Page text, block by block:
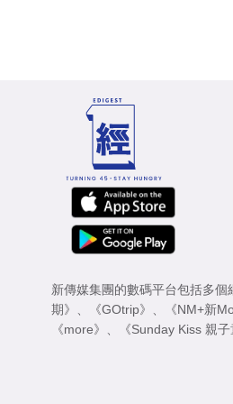
新傳媒集團的數碼平台包括多個
期》
《GOtrip》 《NM+新
《more》
《Sunday Kiss 親子